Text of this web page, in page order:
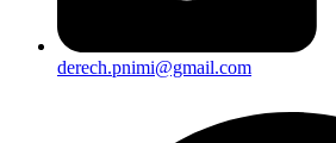
derech.pnimi@gmail.com